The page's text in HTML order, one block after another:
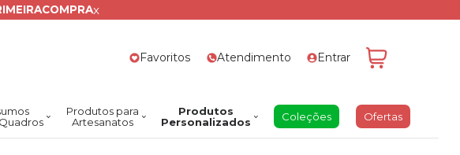
x
Favoritos Atendimento Entrar
Produtos para
Artesanatos
Produtos
Personalizados
Coleções Ofertas